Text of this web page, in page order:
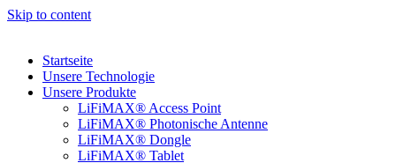
Skip to content
Startseite
Unsere Technologie
Unsere Produkte
LiFiMAX® Access Point
LiFiMAX® Photonische Antenne
LiFiMAX® Dongle
LiFiMAX® Tablet